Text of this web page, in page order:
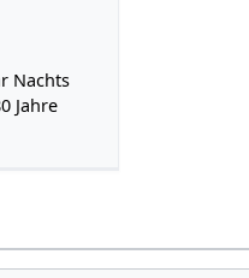
Nachts
Jahre